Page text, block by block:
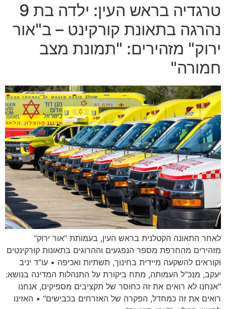
טרגדיה בראש העין: ילדה בת 9
נהרגה בתאונת קורקינט – ב"אור
ירוק" מזהירים: "תמונת מצב
חמורה"
לאחר התאונה הקטלנית בראש העין, בעמותת "אור ירוק"
מזהירים מהחרפת מספר הנפגעים וההרוגים בתאונות קורקינטים
וקוראים להשקעה מיידית בחינוך, תשתיות ואכיפה • עו"ד יניב
יעקב, מנכ"ל העמותה, מתח ביקורת על התנהלות המדינה בנושא:
"אנחנו לא רואים את זה כחוסר של תקציבים מספיקים, אנחנו
רואים את זה כמחדל, הפקרה של האזרחים בכבישים" • האזינו